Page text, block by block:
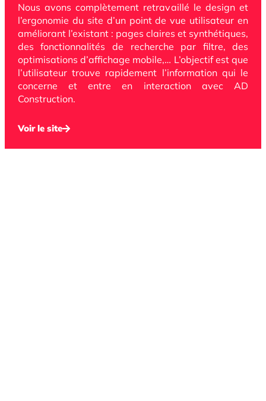
Nous avons complètement retravaillé le design et
l’ergonomie du site d’un point de vue utilisateur en
améliorant l’existant : pages claires et synthétiques,
des fonctionnalités de recherche par filtre, des
optimisations d’affichage mobile,… L’objectif est que
l’utilisateur trouve rapidement l’information qui le
concerne et entre en interaction avec AD
Construction.
Voir le site